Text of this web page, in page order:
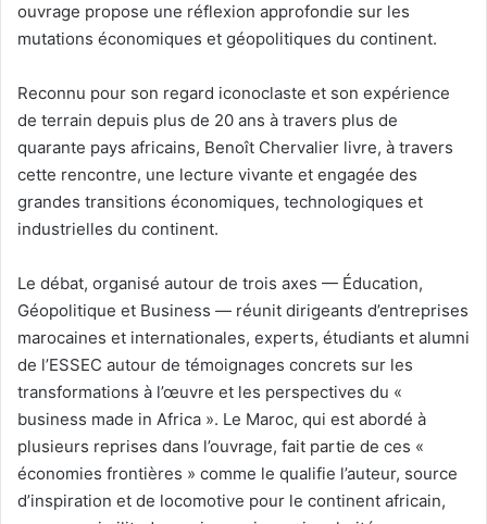
ouvrage propose une réflexion approfondie sur les
mutations économiques et géopolitiques du continent.
Reconnu pour son regard iconoclaste et son expérience
de terrain depuis plus de 20 ans à travers plus de
quarante pays africains, Benoît Chervalier livre, à travers
cette rencontre, une lecture vivante et engagée des
grandes transitions économiques, technologiques et
industrielles du continent.
Le débat, organisé autour de trois axes — Éducation,
Géopolitique et Business — réunit dirigeants d’entreprises
marocaines et internationales, experts, étudiants et alumni
de l’ESSEC autour de témoignages concrets sur les
transformations à l’œuvre et les perspectives du «
business made in Africa ». Le Maroc, qui est abordé à
plusieurs reprises dans l’ouvrage, fait partie de ces «
économies frontières » comme le qualifie l’auteur, source
d’inspiration et de locomotive pour le continent africain,